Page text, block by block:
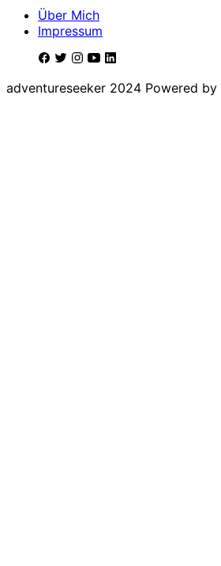
Über Mich
Impressum
adventureseeker 2024 Powered by